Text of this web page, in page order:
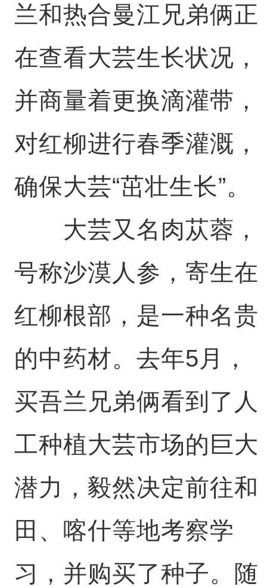
兰和热合曼江兄弟俩正
在查看大芸生长状况，
并商量着更换滴灌带，
对红柳进行春季灌溉，
确保大芸“茁壮生长”。
大芸又名肉苁蓉，
号称沙漠人参，寄生在
红柳根部，是一种名贵
的中药材。去年5月，
买吾兰兄弟俩看到了人
工种植大芸市场的巨大
潜力，毅然决定前往和
田、喀什等地考察学
习，并购买了种子。随